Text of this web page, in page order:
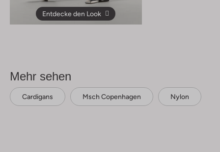
Entdecke den Look
Mehr sehen
Cardigans Msch Copenhagen Nylon